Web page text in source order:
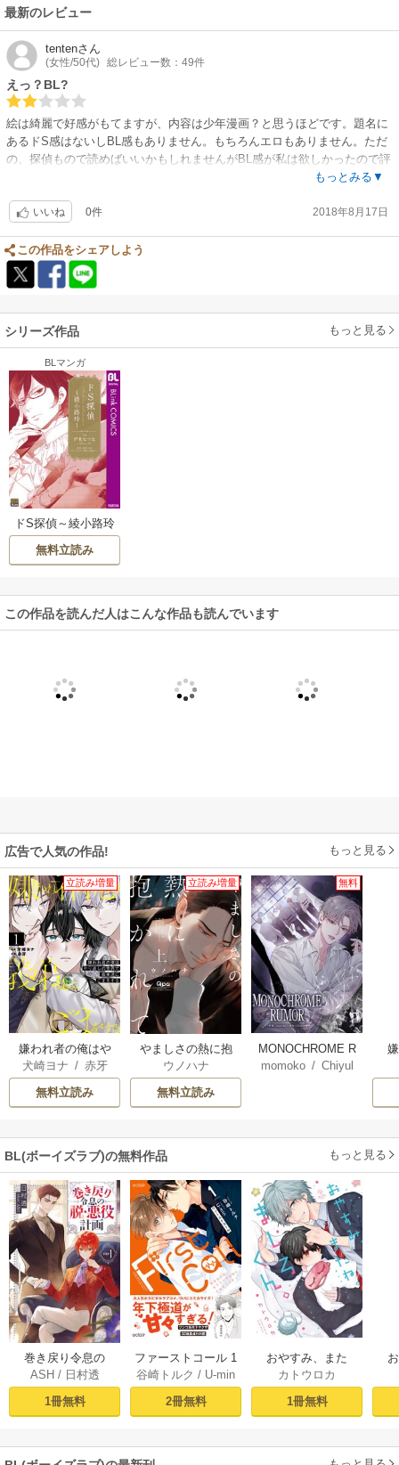
最新のレビュー
tentenさん
(女性/50代) 総レビュー数：49件
えっ？BL?
絵は綺麗で好感がもてますが、内容は少年漫画？と思うほどです。題名に
あるドS感はないしBL感もありません。もちろんエロもありません。ただ
の、探偵もので読めばいいかもしれませんがBL感が私は欲しかったので評
もっとみる▼
いいね 0件 2018年8月17日
この作品をシェアしよう
シリーズ作品 もっと見る
BLマンガ
ドS探偵～綾小路玲
～
無料立読み
この作品を読んだ人はこんな作品も読んでいます
広告で人気の作品! もっと見る
立読み増量
嫌われ者の俺はや
り直しの世界で義
弟達にごまをする
【シーモア限定
犬崎ヨナ / 赤牙
無料立読み
立読み増量
やましさの熱に抱
かれて 【電子限定
特典付き】
ウノハナ
無料立読み
無料
MONOCHROME R
UMOR【タテヨ
momoko/ Chiyul
BL(ボーイズラブ)の無料作品 もっと見る
巻き戻り令息の
脱・悪役計画１
ASH/ 日村透
1冊無料
ファーストコール 1
～童貞外科医、年
下ヤクザの嫁にさ
れそうです！～
ア限定描き下ろし
谷崎トルク / U-min
2冊無料
おやすみ、また
ね。ましろくん。
【電子限定漫画付
き】
カトウロカ
1冊無料